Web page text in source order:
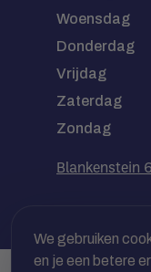
Woensdag
Donderdag
Vrijdag
Zaterdag
Zondag
Blankenstein
We gebruiken
en je een betere